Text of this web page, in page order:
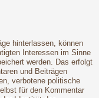
hinterlassen, können
Interessen im Sinne
werden. Das erfolgt
und Beiträgen
verbotene politische
für den Kommentar